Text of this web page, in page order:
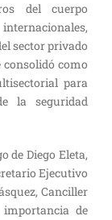
del cuerpo
sector privado
consolidó como
para
la seguridad
de Diego Eleta,
Ejecutivo
Canciller
de